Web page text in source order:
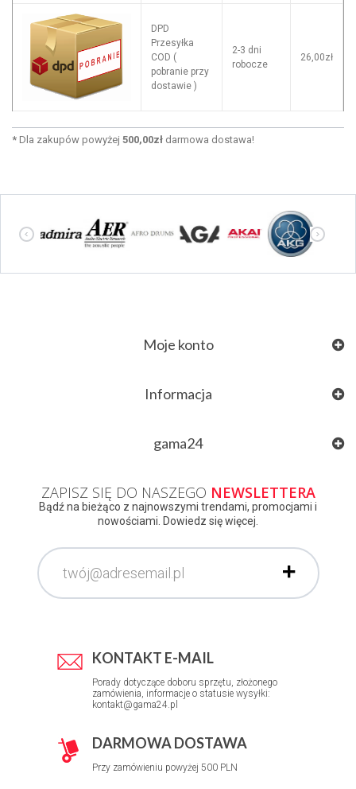
DPD
Przesyłka
COD (
pobranie przy
dostawie )
2-3 dni
robocze
26,00zł
* Dla zakupów powyżej 500,00zł darmowa dostawa!
Moje konto
Informacja
gama24
ZAPISZ SIĘ DO NASZEGO NEWSLETTERA
Bądź na bieżąco z najnowszymi trendami, promocjami i
nowościami. Dowiedz się więcej.
KONTAKT E-MAIL
Porady dotyczące doboru sprzętu, złożonego
zamówienia, informacje o statusie wysyłki:
kontakt@gama24.pl
DARMOWA DOSTAWA
Przy zamówieniu powyżej 500 PLN